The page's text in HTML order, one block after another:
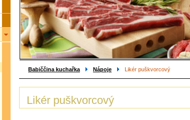
Babiččina kuchařka Nápoje Likér puškvorcový
Likér puškvorcový